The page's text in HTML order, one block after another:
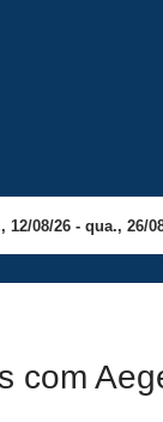
com